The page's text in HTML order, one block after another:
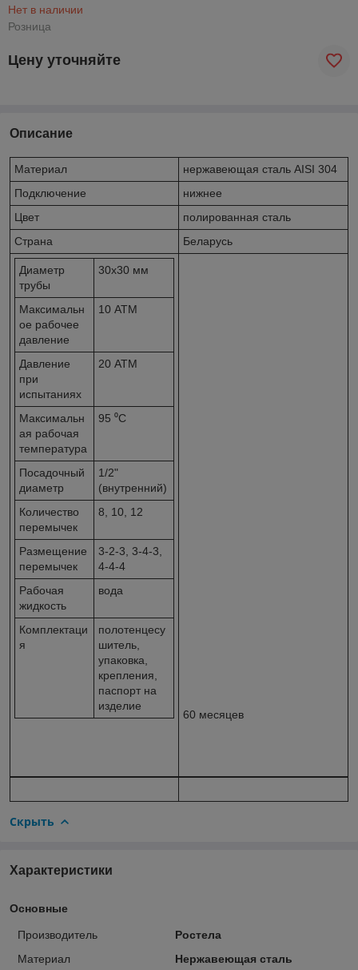
Нет в наличии
Розница
Цену уточняйте
Описание
Материал
нержавеющая сталь AISI 304
Подключение
нижнее
Цвет
полированная сталь
Страна
Беларусь
Диаметр
трубы
30x30 мм
Максимальн
ое рабочее
давление
10 АТМ
Давление
при
испытаниях
20 АТМ
Максимальн
ая рабочая
температура
95 ⁰С
Посадочный
диаметр
1/2"
(внутренний)
Количество
перемычек
8, 10, 12
Размещение
перемычек
3-2-3, 3-4-3,
4-4-4
Рабочая
жидкость
вода
Комплектаци
я
полотенцесу
шитель,
упаковка,
крепления,
паспорт на
изделие
60 месяцев
Скрыть
Характеристики
Основные
Производитель
Ростела
Материал
Нержавеющая сталь